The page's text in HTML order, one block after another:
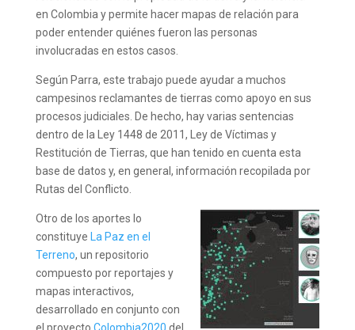
en Colombia y permite hacer mapas de relación para
poder entender quiénes fueron las personas
involucradas en estos casos.
Según Parra, este trabajo puede ayudar a muchos
campesinos reclamantes de tierras como apoyo en sus
procesos judiciales. De hecho, hay varias sentencias
dentro de la Ley 1448 de 2011, Ley de Víctimas y
Restitución de Tierras, que han tenido en cuenta esta
base de datos y, en general, información recopilada por
Rutas del Conflicto.
Otro de los aportes lo
constituye
La Paz en el
Terreno, un repositorio
compuesto por reportajes y
mapas interactivos,
desarrollado en conjunto con